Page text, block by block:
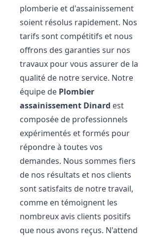
plomberie et d'assainissement
soient résolus rapidement. Nos
tarifs sont compétitifs et nous
offrons des garanties sur nos
travaux pour vous assurer de la
qualité de notre service. Notre
équipe de Plombier
assainissement Dinard est
composée de professionnels
expérimentés et formés pour
répondre à toutes vos
demandes. Nous sommes fiers
de nos résultats et nos clients
sont satisfaits de notre travail,
comme en témoignent les
nombreux avis clients positifs
que nous avons reçus. N'attend